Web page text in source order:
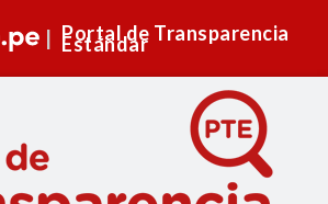
Portal de Transparencia
Estándar